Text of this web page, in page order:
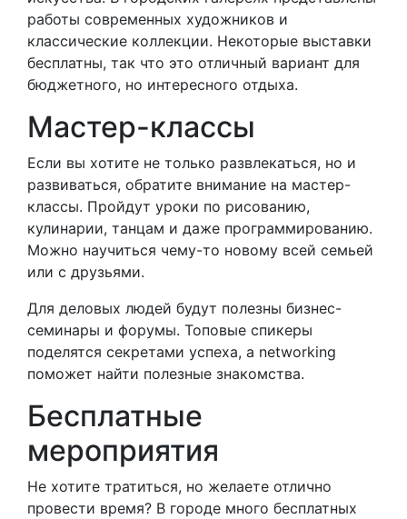
работы современных художников и
классические коллекции. Некоторые выставки
бесплатны, так что это отличный вариант для
бюджетного, но интересного отдыха.
Мастер-классы
Если вы хотите не только развлекаться, но и
развиваться, обратите внимание на мастер-
классы. Пройдут уроки по рисованию,
кулинарии, танцам и даже программированию.
Можно научиться чему-то новому всей семьей
или с друзьями.
Для деловых людей будут полезны бизнес-
семинары и форумы. Топовые спикеры
поделятся секретами успеха, а networking
поможет найти полезные знакомства.
Бесплатные
мероприятия
Не хотите тратиться, но желаете отлично
провести время? В городе много бесплатных